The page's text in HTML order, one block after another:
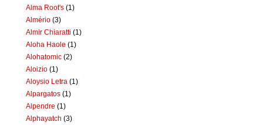
Alma Root's (1)
Almério (3)
Almir Chiaratti (1)
Aloha Haole (1)
Alohatomic (2)
Aloizio (1)
Aloysio Letra (1)
Alpargatos (1)
Alpendre (1)
Alphayatch (3)